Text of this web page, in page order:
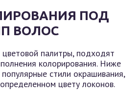
ПОД
ВОЛОС
палитры, подходят
колорирования. Ниже
стили окрашивания,
цвету локонов.